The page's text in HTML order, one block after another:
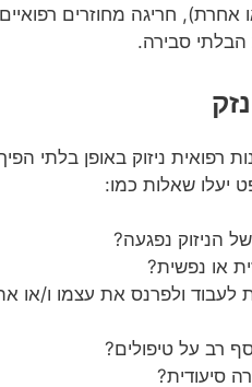
אחרת), חריגה מחוזרים
הבלתי סבירה.
ניזוק באופן בלתי
יעלו שאלות כמו:
הניזוק נפגעה?
או נפשית?
לעבוד ולפרנס את עצמו ו/או
רב על טיפולים?
סיעודית?